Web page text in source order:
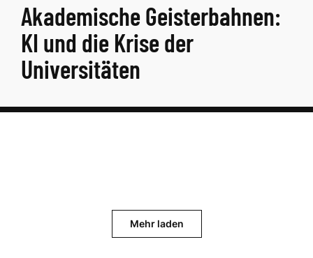
Akademische Geisterbahnen:
KI und die Krise der
Universitäten
Mehr laden